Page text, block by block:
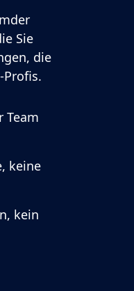
Sie
die
Profis.
Team
keine
kein